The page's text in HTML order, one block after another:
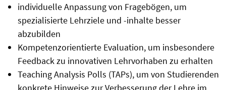
individuelle Anpassung von Fragebögen, um
spezialisierte Lehrziele und -inhalte besser
abzubilden
Kompetenzorientierte Evaluation, um insbesondere
Feedback zu innovativen Lehrvorhaben zu erhalten
Teaching Analysis Polls (TAPs), um von Studierenden